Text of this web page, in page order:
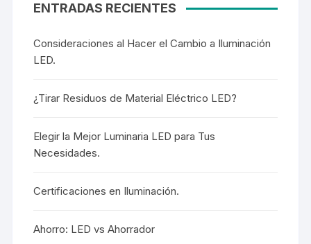
ENTRADAS RECIENTES
Consideraciones al Hacer el Cambio a Iluminación
LED.
¿Tirar Residuos de Material Eléctrico LED?
Elegir la Mejor Luminaria LED para Tus
Necesidades.
Certificaciones en Iluminación.
Ahorro: LED vs Ahorrador